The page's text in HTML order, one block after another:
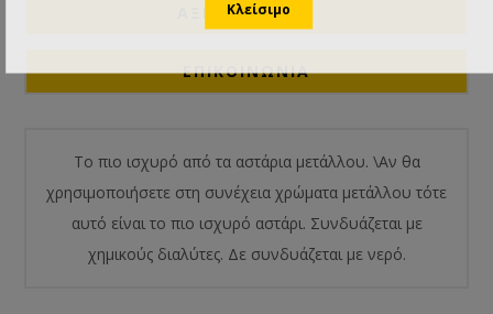
ΑΞΙΟΛΟΓΉΣΕΙΣ
ΕΠΙΚΟΙΝΩΝΙΑ
Το πιο ισχυρό από τα αστάρια μετάλλου. \Αν θα
χρησιμοποιήσετε στη συνέχεια χρώματα μετάλλου τότε
αυτό είναι το πιο ισχυρό αστάρι. Συνδυάζεται με
χημικούς διαλύτες. Δε συνδυάζεται με νερό.